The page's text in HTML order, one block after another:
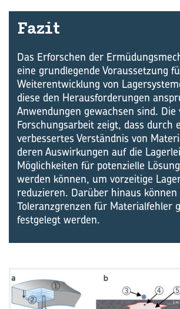
Fazit
Das Erforschen der
eine grundlegende Voraussetzung
Weiterentwicklung von
diese den Herausforderungen
Anwendungen gewachsen sind. Die
Forschungsarbeit zeigt, dass durch
verbessertes Verständnis von
deren Auswirkungen auf die
Möglichkeiten für potenzielle
werden können, um vorzeitige
reduzieren. Darüber hinaus können
Toleranzgrenzen für Materialfehler
festgelegt werden.